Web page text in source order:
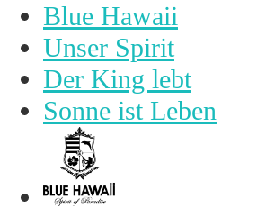
Blue Hawaii
Unser Spirit
Der King lebt
Sonne ist Leben